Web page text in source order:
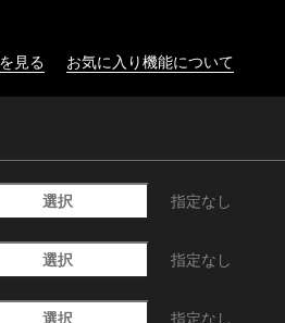
見る お気に入り機能について
選択 指定なし
選択 指定なし
選択 指定なし